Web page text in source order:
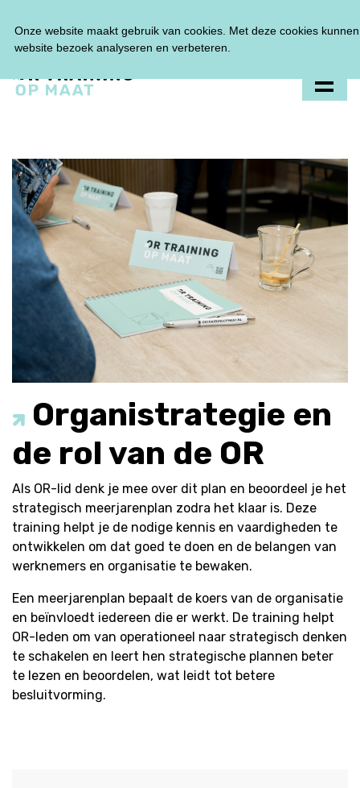
Organistrategie en
de rol van de OR
Als OR-lid denk je mee over dit plan en beoordeel je het
strategisch meerjarenplan zodra het klaar is. Deze
training helpt je de nodige kennis en vaardigheden te
ontwikkelen om dat goed te doen en de belangen van
werknemers en organisatie te bewaken.
Een meerjarenplan bepaalt de koers van de organisatie
en beïnvloedt iedereen die er werkt. De training helpt
OR-leden om van operationeel naar strategisch denken
te schakelen en leert hen strategische plannen beter
te lezen en beoordelen, wat leidt tot betere
besluitvorming.
Onze website maakt gebruik van cookies. Met deze cookies
website bezoek analyseren en verbeteren.